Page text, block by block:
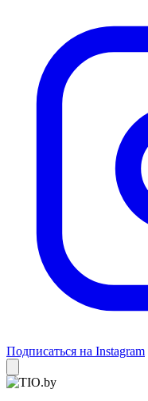
Подписаться на Instagram